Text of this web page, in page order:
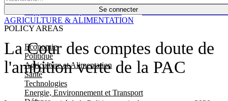
Se connecter
POLICY AREAS
Economie
Politique
Agriculture et Alimentation
Santé
Technologies
Energie, Environnement et Transport
Économie
La Cour des comptes doute de
l'ambition verte de la PAC
AGRICULTURE & ALIMENTATION